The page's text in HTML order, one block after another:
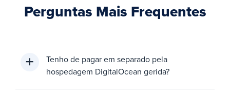
Perguntas Mais Frequentes
Tenho de pagar em separado pela
hospedagem DigitalOcean gerida?